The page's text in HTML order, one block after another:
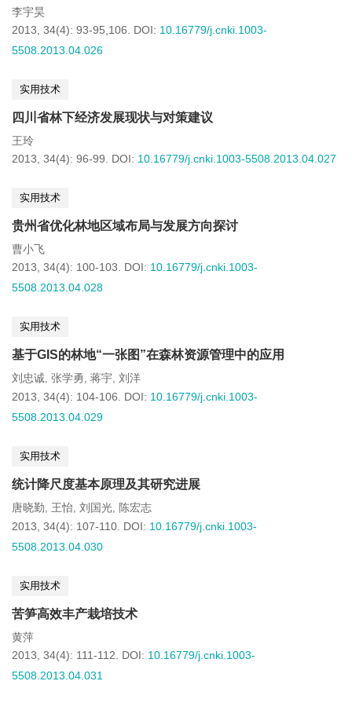
李宇昊
2013, 34(4): 93-95,106.
DOI: 10.16779/j.cnki.1003-
5508.2013.04.026
实用技术
四川省林下经济发展现状与对策建议
王玲
2013, 34(4): 96-99.
DOI: 10.16779/j.cnki.1003-5508.2013.04.027
实用技术
贵州省优化林地区域布局与发展方向探讨
曹小飞
2013, 34(4): 100-103.
DOI: 10.16779/j.cnki.1003-
5508.2013.04.028
实用技术
基于GIS的林地“一张图”在森林资源管理中的应用
刘忠诚, 张学勇 , 蒋宇, 刘洋
2013, 34(4): 104-106.
DOI: 10.16779/j.cnki.1003-
5508.2013.04.029
实用技术
统计降尺度基本原理及其研究进展
唐晓勤, 王怡, 刘国光, 陈宏志
2013, 34(4): 107-110. DOI: 10.16779/j.cnki.1003-
5508.2013.04.030
实用技术
苦笋高效丰产栽培技术
黄萍
2013, 34(4): 111-112.
DOI: 10.16779/j.cnki.1003-
5508.2013.04.031